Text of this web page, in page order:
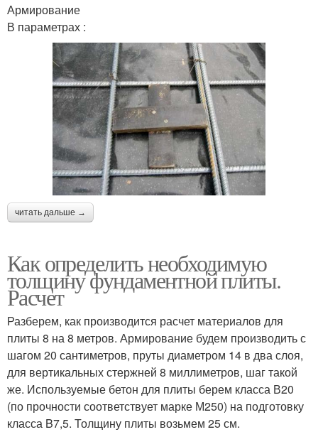
Армирование
В параметрах :
читать дальше →
Как определить необходимую
толщину фундаментной плиты.
Расчет
Разберем, как производится расчет материалов для
плиты 8 на 8 метров. Армирование будем производить с
шагом 20 сантиметров, пруты диаметром 14 в два слоя,
для вертикальных стержней 8 миллиметров, шаг такой
же. Используемые бетон для плиты берем класса В20
(по прочности соответствует марке М250) на подготовку
класса B7,5. Толщину плиты возьмем 25 см.